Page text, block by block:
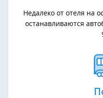
Недалеко от отеля на
останавливаются